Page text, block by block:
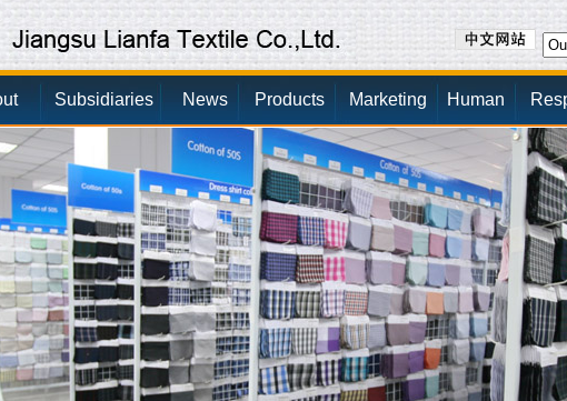
Subsidiaries News Products Marketing Human